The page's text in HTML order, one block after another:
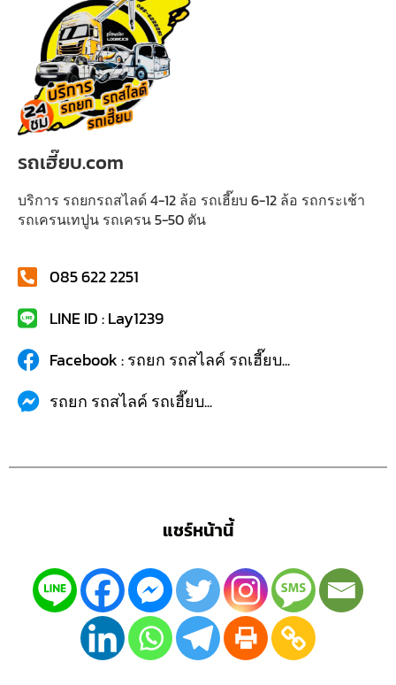
รถเฮี๊ยบ.com
บริการ รถยกรถสไลด์ 4-12 ล้อ รถเฮี๊ยบ 6-12 ล้อ รถกระเช้า
รถเครนเทปูน รถเครน 5-50 ตัน
085 622 2251
LINE ID : Lay1239
Facebook : รถยก รถสไลค์ รถเฮี๊ยบ...
รถยก รถสไลค์ รถเฮี๊ยบ...
แชร์หน้านี้